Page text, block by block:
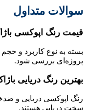
سوالات متداول
قیمت رنگ اپوکسی
بسته به نوع کاربرد و
پروژه‌ای بررسی شود.
بهترین رنگ دریایی
رنگ اپوکسی دریایی و
سخت دریایی هستند.